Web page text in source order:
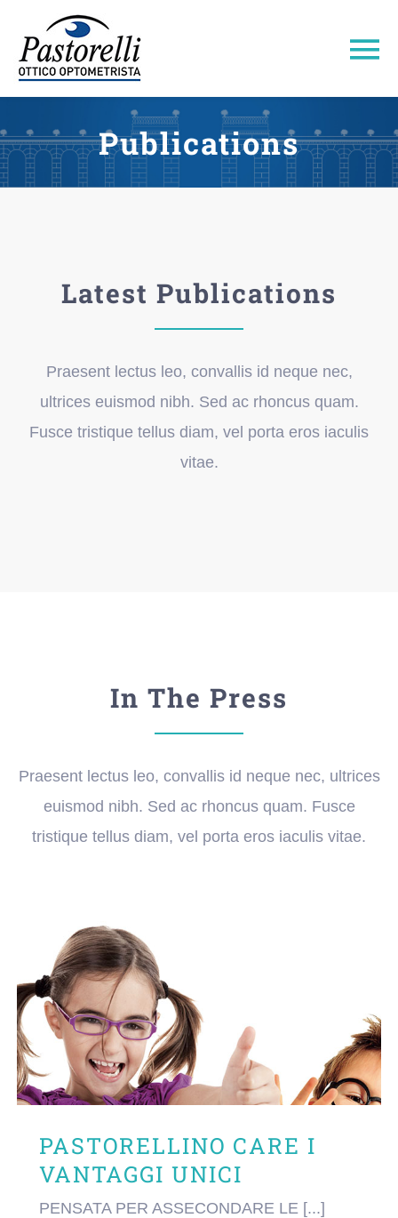
contenuto
Pastorelli 1947
Area Professionale
Publications
Latest Publications
Praesent lectus leo, convallis id neque nec,
ultrices euismod nibh. Sed ac rhoncus quam.
Fusce tristique tellus diam, vel porta eros iaculis
vitae.
In The Press
Praesent lectus leo, convallis id neque nec, ultrices
euismod nibh. Sed ac rhoncus quam. Fusce
tristique tellus diam, vel porta eros iaculis vitae.
PASTORELLINO CARE I
VANTAGGI UNICI
PENSATA PER ASSECONDARE LE [...]